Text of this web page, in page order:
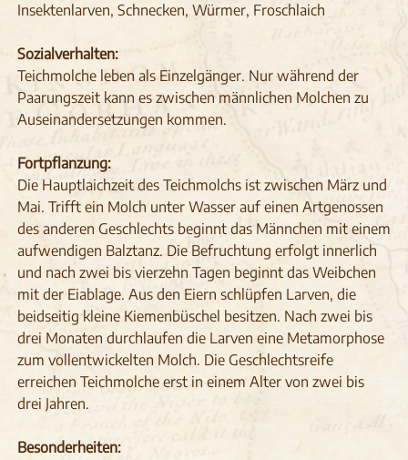
Insektenlarven, Schnecken, Würmer, Froschlaich
Sozialverhalten:
Teichmolche leben als Einzelgänger. Nur während der
Paarungszeit kann es zwischen männlichen Molchen zu
Auseinandersetzungen kommen.
Fortpflanzung:
Die Hauptlaichzeit des Teichmolchs ist zwischen März und
Mai. Trifft ein Molch unter Wasser auf einen Artgenossen
des anderen Geschlechts beginnt das Männchen mit einem
aufwendigen Balztanz. Die Befruchtung erfolgt innerlich
und nach zwei bis vierzehn Tagen beginnt das Weibchen
mit der Eiablage. Aus den Eiern schlüpfen Larven, die
beidseitig kleine Kiemenbüschel besitzen. Nach zwei bis
drei Monaten durchlaufen die Larven eine Metamorphose
zum vollentwickelten Molch. Die Geschlechtsreife
erreichen Teichmolche erst in einem Alter von zwei bis
drei Jahren.
Besonderheiten: